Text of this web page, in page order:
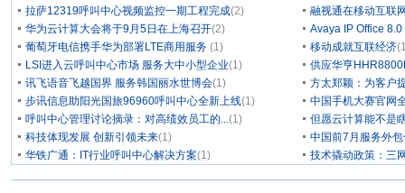
拉萨12319呼叫中心视频监控一期工程完成(2)
融视通在移动互联
华为云计算大会将于9月5日在上海召开(2)
Avaya IP Office 8.0
葡萄牙电信携手华为部署LTE商用服务 (1) 移动成就互联经济
LSI进入云呼叫中心市场 服务大中小型企业(1)
供应华亨
讯飞语音飞越国界 服务韩国丽水世博会(1)
方太郑颖：为客户
步讯信息助阳光国旅96960呼叫中心全新上线(1)
中国手机大赛官网
呼叫中心管理讨论摘录：对高绩效员工的...(1)
但愿云计算能不是
科技体现发展 创新引领未来(1)
中国前7月服务外
华铁广通：IT行业呼叫中心解决方案(1) 技术撬动政策：三